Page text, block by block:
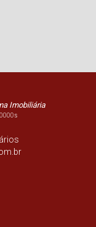
Imobiliária